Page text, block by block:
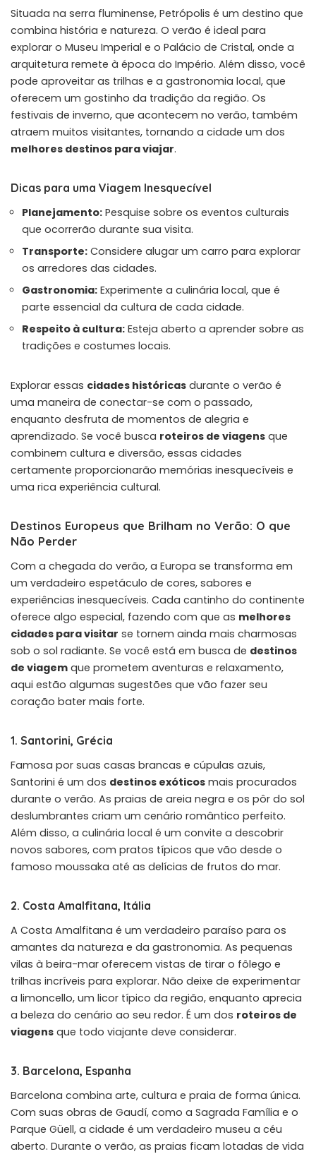
Situada na serra fluminense, Petrópolis é um destino que
combina história e natureza. O verão é ideal para
explorar o Museu Imperial e o Palácio de Cristal, onde a
arquitetura remete à época do Império. Além disso, você
pode aproveitar as trilhas e a gastronomia local, que
oferecem um gostinho da tradição da região. Os
festivais de inverno, que acontecem no verão, também
atraem muitos visitantes, tornando a cidade um dos
melhores destinos para viajar.
Dicas para uma Viagem Inesquecível
Planejamento: Pesquise sobre os eventos culturais
que ocorrerão durante sua visita.
Transporte: Considere alugar um carro para explorar
os arredores das cidades.
Gastronomia: Experimente a culinária local, que é
parte essencial da cultura de cada cidade.
Respeito à cultura: Esteja aberto a aprender sobre as
tradições e costumes locais.
Explorar essas cidades históricas durante o verão é
uma maneira de conectar-se com o passado,
enquanto desfruta de momentos de alegria e
aprendizado. Se você busca roteiros de viagens que
combinem cultura e diversão, essas cidades
certamente proporcionarão memórias inesquecíveis e
uma rica experiência cultural.
Destinos Europeus que Brilham no Verão: O que
Não Perder
Com a chegada do verão, a Europa se transforma em
um verdadeiro espetáculo de cores, sabores e
experiências inesquecíveis. Cada cantinho do continente
oferece algo especial, fazendo com que as melhores
cidades para visitar se tornem ainda mais charmosas
sob o sol radiante. Se você está em busca de destinos
de viagem que prometem aventuras e relaxamento,
aqui estão algumas sugestões que vão fazer seu
coração bater mais forte.
1. Santorini, Grécia
Famosa por suas casas brancas e cúpulas azuis,
Santorini é um dos destinos exóticos mais procurados
durante o verão. As praias de areia negra e os pôr do sol
deslumbrantes criam um cenário romântico perfeito.
Além disso, a culinária local é um convite a descobrir
novos sabores, com pratos típicos que vão desde o
famoso moussaka até as delícias de frutos do mar.
2. Costa Amalfitana, Itália
A Costa Amalfitana é um verdadeiro paraíso para os
amantes da natureza e da gastronomia. As pequenas
vilas à beira-mar oferecem vistas de tirar o fôlego e
trilhas incríveis para explorar. Não deixe de experimentar
a limoncello, um licor típico da região, enquanto aprecia
a beleza do cenário ao seu redor. É um dos roteiros de
viagens que todo viajante deve considerar.
3. Barcelona, Espanha
Barcelona combina arte, cultura e praia de forma única.
Com suas obras de Gaudí, como a Sagrada Família e o
Parque Güell, a cidade é um verdadeiro museu a céu
aberto. Durante o verão, as praias ficam lotadas de vida